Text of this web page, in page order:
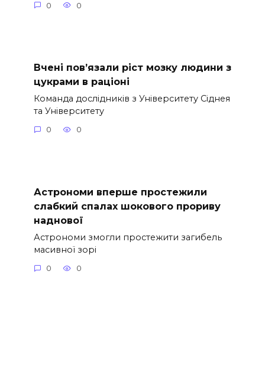
0 0
Вчені пов’язали ріст мозку людини з
цукрами в раціоні
Команда дослідників з Університету Сіднея
та Університету
0 0
Астрономи вперше простежили
слабкий спалах шокового прориву
наднової
Астрономи змогли простежити загибель
масивної зорі
0 0